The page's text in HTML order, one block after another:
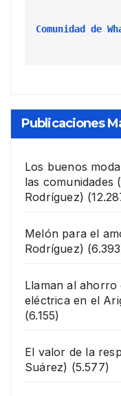
Comunidad de
Publicaciones
Los buenos
las comunidades
Rodríguez)
Melón para el
Rodríguez)
Llaman al ahorro
eléctrica en el
(6.155)
El valor de la
Suárez) (5.577)